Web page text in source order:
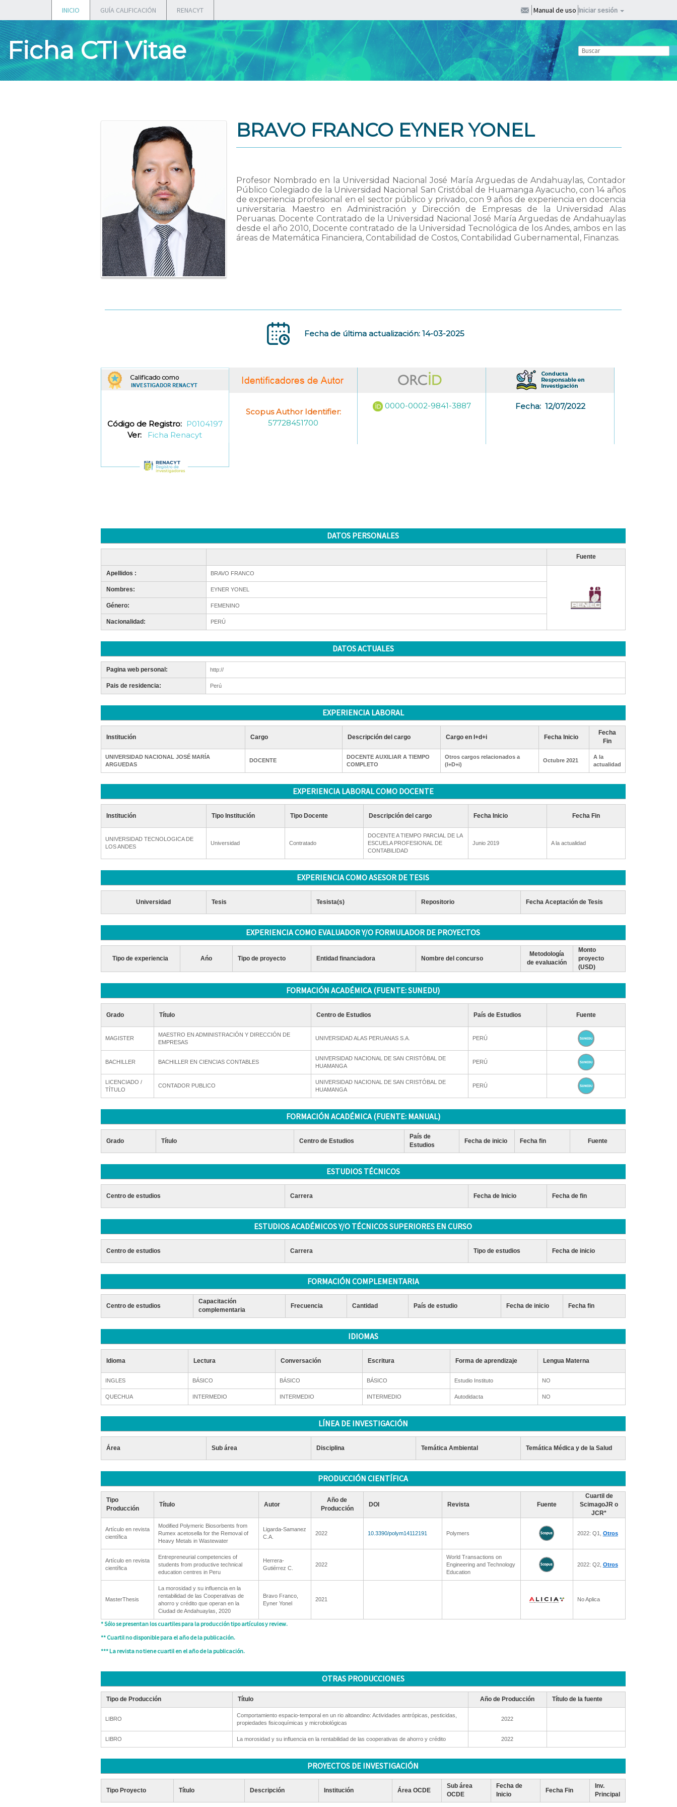
INICIO GUÍA CALIFICACIÓN RENACYT Manual de uso Iniciar sesión
Ficha CTI Vitae
BRAVO FRANCO EYNER YONEL
Profesor Nombrado en la Universidad Nacional José María Arguedas de Andahuaylas, Contador
Público Colegiado de la Universidad Nacional San Cristóbal de Huamanga Ayacucho, con 14 años
de experiencia profesional en el sector público y privado, con 9 años de experiencia en docencia
universitaria. Maestro en Administración y Dirección de Empresas de la Universidad Alas
Peruanas. Docente Contratado de la Universidad Nacional José María Arguedas de Andahuaylas
desde el año 2010, Docente contratado de la Universidad Tecnológica de los Andes, ambos en las
áreas de Matemática Financiera, Contabilidad de Costos, Contabilidad Gubernamental, Finanzas.
Fecha de última actualización: 14-03-2025
Código de Registro: P0104197
Ver:
Ficha Renacyt
Scopus Author Identifier:
57728451700
0000-0002-9841-3887 Fecha: 12/07/2022
DATOS PERSONALES
Fuente
Apellidos : BRAVO FRANCO
Nombres: EYNER YONEL
Género: FEMENINO
Nacionalidad: PERÚ
DATOS ACTUALES
Pagina web personal: http://
Pais de residencia: Perú
EXPERIENCIA LABORAL
Institución Cargo Descripción del cargo Cargo en I+d+i Fecha Inicio
Fecha
Fin
UNIVERSIDAD NACIONAL JOSÉ MARÍA
ARGUEDAS
DOCENTE
DOCENTE AUXILIAR A TIEMPO
COMPLETO
Otros cargos relacionados a
(I+D+i)
Octubre 2021
A la
actualidad
EXPERIENCIA LABORAL COMO DOCENTE
Institución Tipo Institución Tipo Docente Descripción del cargo Fecha Inicio Fecha Fin
UNIVERSIDAD TECNOLOGICA DE
LOS ANDES
Universidad Contratado
DOCENTE A TIEMPO PARCIAL DE LA
ESCUELA PROFESIONAL DE
CONTABILIDAD
Junio 2019 A la actualidad
EXPERIENCIA COMO ASESOR DE TESIS
Universidad Tesis Tesista(s) Repositorio Fecha Aceptación de Tesis
EXPERIENCIA COMO EVALUADOR Y/O FORMULADOR DE PROYECTOS
Tipo de experiencia Ańo Tipo de proyecto Entidad financiadora Nombre del concurso
Metodología
de evaluación
Monto
proyecto
(USD)
FORMACIÓN ACADÉMICA (FUENTE: SUNEDU)
Grado Título Centro de Estudios País de Estudios Fuente
MAGISTER
MAESTRO EN ADMINISTRACIÓN Y DIRECCIÓN DE
EMPRESAS
UNIVERSIDAD ALAS PERUANAS S.A. PERÚ
BACHILLER BACHILLER EN CIENCIAS CONTABLES
UNIVERSIDAD NACIONAL DE SAN CRISTÓBAL DE
HUAMANGA
PERÚ
LICENCIADO /
TÍTULO
CONTADOR PUBLICO
UNIVERSIDAD NACIONAL DE SAN CRISTÓBAL DE
HUAMANGA
PERÚ
FORMACIÓN ACADÉMICA (FUENTE: MANUAL)
Grado Título Centro de Estudios
País de
Estudios
Fecha de inicio Fecha fin Fuente
ESTUDIOS TÉCNICOS
Centro de estudios Carrera Fecha de Inicio Fecha de fin
ESTUDIOS ACADÉMICOS Y/O TÉCNICOS SUPERIORES EN CURSO
Centro de estudios Carrera Tipo de estudios Fecha de inicio
FORMACIÓN COMPLEMENTARIA
Centro de estudios
Capacitación
complementaria
Frecuencia Cantidad País de estudio Fecha de inicio Fecha fin
IDIOMAS
Idioma Lectura Conversación Escritura Forma de aprendizaje Lengua Materna
INGLES BÁSICO BÁSICO BÁSICO Estudio Instituto NO
QUECHUA INTERMEDIO INTERMEDIO INTERMEDIO Autodidacta NO
LÍNEA DE INVESTIGACIÓN
Área Sub área Disciplina Temática Ambiental Temática Médica y de la Salud
PRODUCCIÓN CIENTÍFICA
Tipo
Producción
Título Autor
Año de
Producción
DOI Revista Fuente
Cuartil de
ScimagoJR o
JCR*
Artículo en revista
científica
Modified Polymeric Biosorbents from
Rumex acetosella for the Removal of
Heavy Metals in Wastewater
Ligarda-Samanez
C.A.
2022 10.3390/polym14112191 Polymers 2022: Q1, Otros
Artículo en revista
científica
Entrepreneurial competencies of
students from productive technical
education centres in Peru
Herrera-
Gutiérrez C.
2022
World Transactions on
Engineering and Technology
Education
2022: Q2, Otros
MasterThesis
La morosidad y su influencia en la
rentabilidad de las Cooperativas de
ahorro y crédito que operan en la
Ciudad de Andahuaylas, 2020
Bravo Franco,
Eyner Yonel
2021 No Aplica
* Sólo se presentan los cuartiles para la producción tipo artículos y review.
** Cuartil no disponible para el año de la publicación.
*** La revista no tiene cuartil en el año de la publicación.
OTRAS PRODUCCIONES
Tipo de Producción Título Año de Producción Título de la fuente
LIBRO
Comportamiento espacio-temporal en un rio altoandino: Actividades antrópicas, pesticidas,
propiedades fisicoquímicas y microbiológicas
2022
LIBRO La morosidad y su influencia en la rentabilidad de las cooperativas de ahorro y crédito 2022
PROYECTOS DE INVESTIGACIÓN
Tipo Proyecto Título Descripción Institución Área OCDE
Sub área
OCDE
Fecha de
Inicio
Fecha Fin
Inv.
Principal